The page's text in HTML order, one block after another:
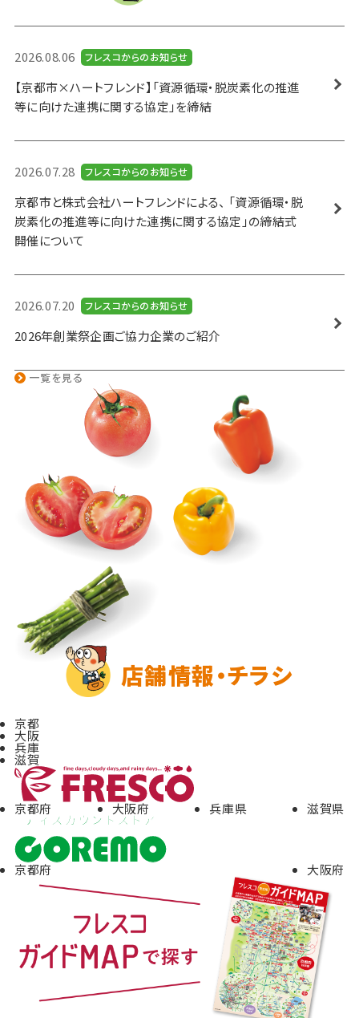
2026.08.06 フレスコからのお知らせ
【京都市×ハートフレンド】「資源循環・脱炭素化の推進
等に向けた連携に関する協定」を締結
2026.07.28 フレスコからのお知らせ
京都市と株式会社ハートフレンドによる、 「資源循環・脱
炭素化の推進等に向けた連携に関する協定」の締結式
開催について
2026.07.20 フレスコからのお知らせ
2026年創業祭企画ご協力企業のご紹介
一覧を見る
店舗情報・チラシ
京都
大阪
兵庫
滋賀
京都府 大阪府 兵庫県 滋賀県
京都府 大阪府